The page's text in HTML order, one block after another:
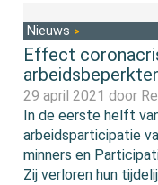
Nieuws
Effect
29 april 2021 door
In de eerste helft
arbeidsparticipatie
minners en
Zij verloren hun